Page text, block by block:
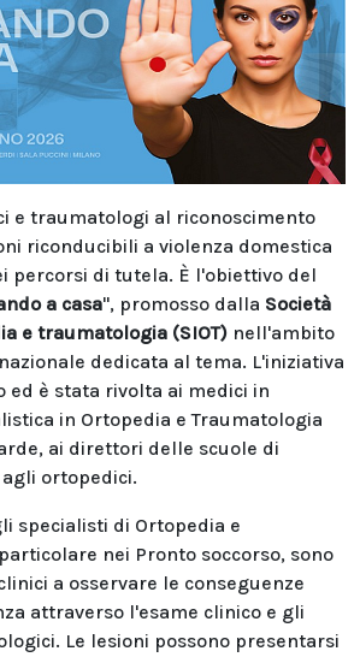
e traumatologi al riconoscimento
riconducibili a violenza domestica
percorsi di tutela. È l'obiettivo del
a casa", promosso dalla Società
e traumatologia (SIOT) nell'ambito
dedicata al tema. L'iniziativa
ed è stata rivolta ai medici in
in Ortopedia e Traumatologia
ai direttori delle scuole di
ortopedici.
specialisti di Ortopedia e
nei Pronto soccorso, sono
a osservare le conseguenze
attraverso l'esame clinico e gli
Le lesioni possono presentarsi